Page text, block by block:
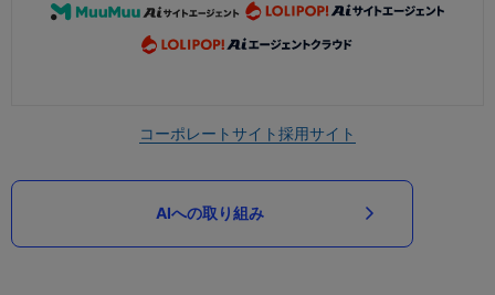
コーポレートサイト採用サイト
AIへの取り組み